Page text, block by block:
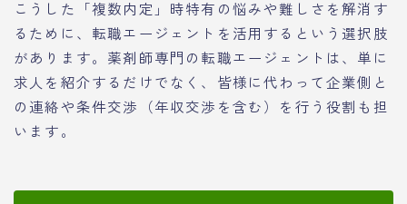
こうした「複数内定」時特有の悩みや難しさを解消す
るために、転職エージェントを活用するという選択肢
があります。薬剤師専門の転職エージェントは、単に
求人を紹介するだけでなく、皆様に代わって企業側と
の連絡や条件交渉（年収交渉を含む）を行う役割も担
います。